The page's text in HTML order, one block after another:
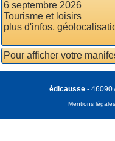
6 septembre 2026
Tourisme et loisirs
plus d'infos,
Pour afficher votre
édicausse - 46090
Mentions légales